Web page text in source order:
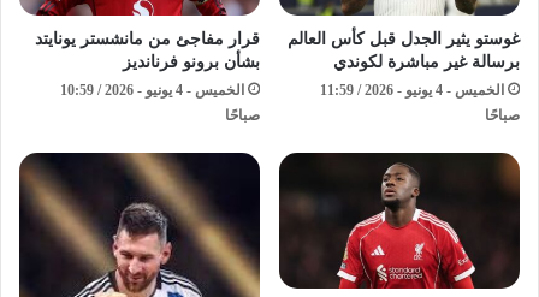
غوستو يثير الجدل قبل كأس العالم
برسالة غير مباشرة لكوندي
الخميس - 4 يونيو - 2026 / 11:59
صباحًا
قرار مفاجئ من مانشستر يونايتد
بشأن برونو فرنانديز
الخميس - 4 يونيو - 2026 / 10:59
صباحًا